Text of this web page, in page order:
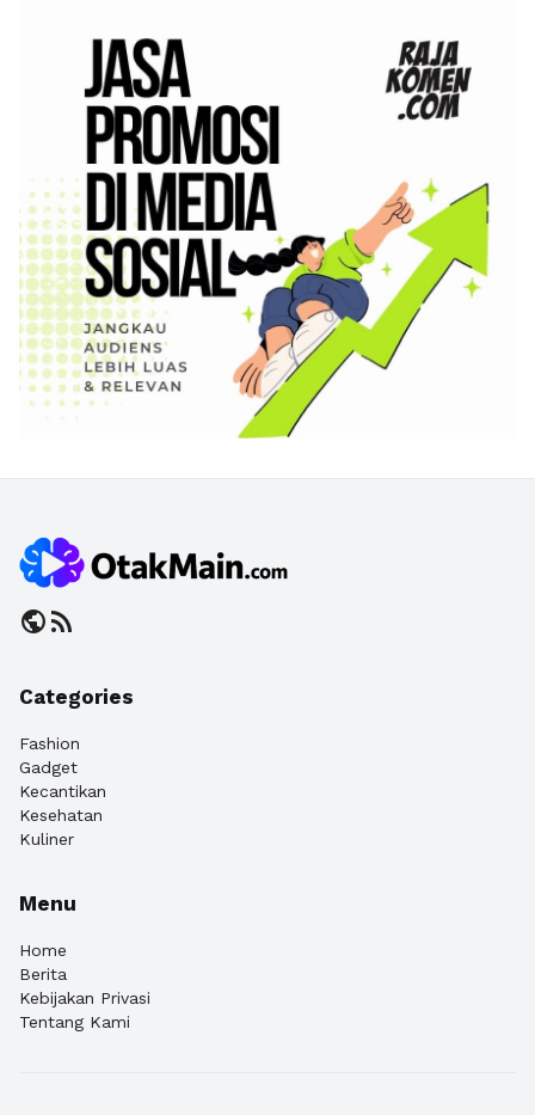
publicrss_feed
Categories
Fashion
Gadget
Kecantikan
Kesehatan
Kuliner
Menu
Home
Berita
Kebijakan Privasi
Tentang Kami